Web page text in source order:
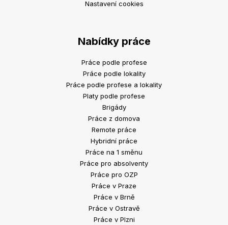
Nastavení cookies
Nabídky práce
Práce podle profese
Práce podle lokality
Práce podle profese a lokality
Platy podle profese
Brigády
Práce z domova
Remote práce
Hybridní práce
Práce na 1 směnu
Práce pro absolventy
Práce pro OZP
Práce v Praze
Práce v Brně
Práce v Ostravě
Práce v Plzni